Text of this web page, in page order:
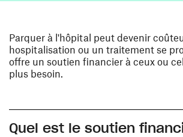
Parquer à l'hôpital peut devenir
hospitalisation ou un traitement se
offre un soutien financier à ceux ou
plus besoin.
Quel est le soutien